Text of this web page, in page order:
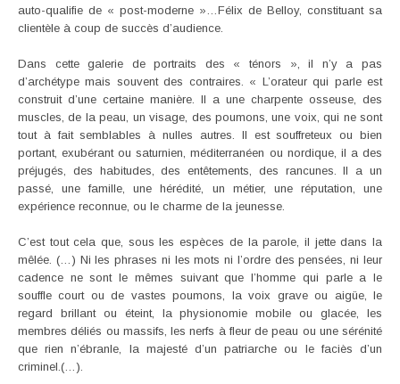
auto-qualifie de « post-moderne »…Félix de Belloy, constituant sa
clientèle à coup de succès d’audience.
Dans cette galerie de portraits des « ténors », il n’y a pas
d’archétype mais souvent des contraires. « L’orateur qui parle est
construit d’une certaine manière. Il a une charpente osseuse, des
muscles, de la peau, un visage, des poumons, une voix, qui ne sont
tout à fait semblables à nulles autres. Il est souffreteux ou bien
portant, exubérant ou saturnien, méditerranéen ou nordique, il a des
préjugés, des habitudes, des entêtements, des rancunes. Il a un
passé, une famille, une hérédité, un métier, une réputation, une
expérience reconnue, ou le charme de la jeunesse.
C’est tout cela que, sous les espèces de la parole, il jette dans la
mêlée. (…) Ni les phrases ni les mots ni l’ordre des pensées, ni leur
cadence ne sont le mêmes suivant que l’homme qui parle a le
souffle court ou de vastes poumons, la voix grave ou aigüe, le
regard brillant ou éteint, la physionomie mobile ou glacée, les
membres déliés ou massifs, les nerfs à fleur de peau ou une sérénité
que rien n’ébranle, la majesté d’un patriarche ou le faciès d’un
criminel.(…).